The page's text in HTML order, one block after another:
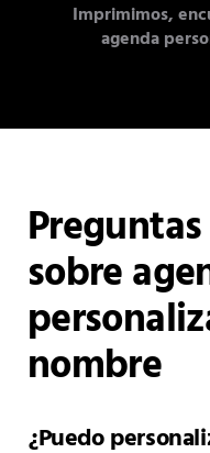
Imprimimos,
agenda
sobre
nombre
¿Puedo